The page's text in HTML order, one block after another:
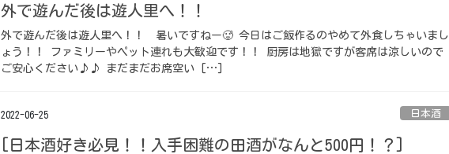
外で遊んだ後は遊人里へ！！ ⁡
外で遊んだ後は遊人里へ！！ ⁡ 暑いですねー🥵 今日はご飯作るのやめて外食しちゃいまし
ょう！！ ファミリーやペット連れも大歓迎です！！ 厨房は地獄ですが客席は涼しいので
ご安心ください♪♪ まだまだお席空い […]
2022-06-25 日本酒
[日本酒好き必見！！入手困難の田酒がなんと500円！？] ⁡